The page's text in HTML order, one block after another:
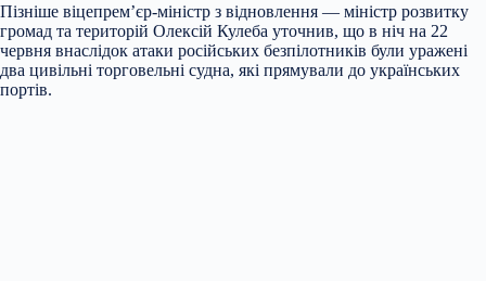
Пізніше віцепрем’єр-міністр з відновлення — міністр розвитку
громад та територій Олексій Кулеба уточнив, що в ніч на 22
червня внаслідок атаки російських безпілотників були уражені
два цивільні торговельні судна, які прямували до українських
портів.